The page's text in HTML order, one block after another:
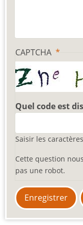
CAPTCHA
Quel code est
Saisir les
Cette question
pas une robot.